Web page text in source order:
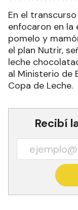
En el
enfocaron en la
pomelo y
el plan Nutrir,
leche
al Ministerio de
Copa de Leche.
Recibí